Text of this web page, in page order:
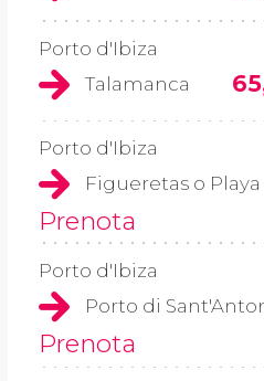
Porto d'Ibiza
Talamanca
Porto d'Ibiza
Figueretas o
Prenota
Porto d'Ibiza
Porto di
Prenota